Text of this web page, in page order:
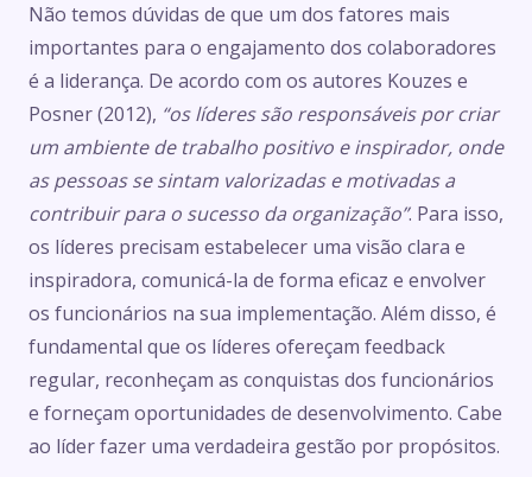
Não temos dúvidas de que um dos fatores mais
importantes para o engajamento dos colaboradores
é a liderança. De acordo com os autores Kouzes e
Posner (2012), “os líderes são responsáveis por criar
um ambiente de trabalho positivo e inspirador, onde
as pessoas se sintam valorizadas e motivadas a
contribuir para o sucesso da organização”. Para isso,
os líderes precisam estabelecer uma visão clara e
inspiradora, comunicá-la de forma eficaz e envolver
os funcionários na sua implementação. Além disso, é
fundamental que os líderes ofereçam feedback
regular, reconheçam as conquistas dos funcionários
e forneçam oportunidades de desenvolvimento. Cabe
ao líder fazer uma verdadeira gestão por propósitos.